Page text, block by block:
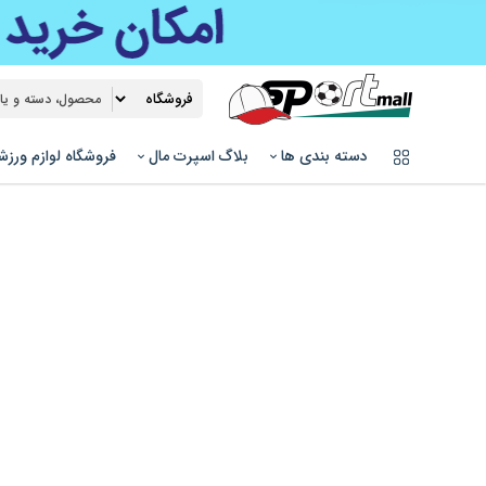
دسته بندی ها بلاگ اسپرت مال فروشگاه لوازم